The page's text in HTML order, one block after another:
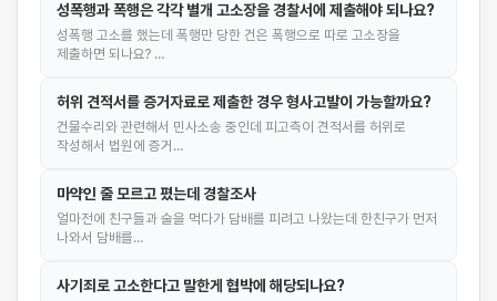
성폭행과 폭행은 각각 별개 고소장을 경찰서에 제출해야 되나요?
성폭행 고소를 했는데 폭행만 당한 건은 폭행으로 따로 고소장을
제출하면 되나요? …
허위 견적서를 증거자료로 제출한 경우 형사고발이 가능할까요?
건물수리와 관련해서 민사소송 중인데 피고측이 견적서를 허위로
작성해서 법원에 증거…
마약인 줄 모르고 폈는데 경찰조사
얼마전에 친구들과 술을 먹다가 담배를 피려고 나왔는데 한친구가 먼저
나와서 담배를…
사기죄로 고소한다고 말한게 협박에 해당되나요?